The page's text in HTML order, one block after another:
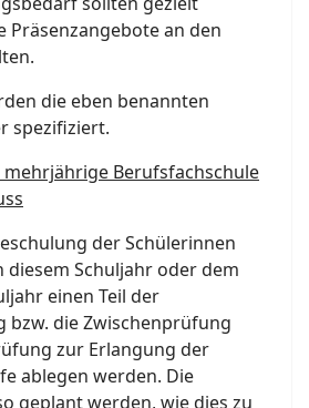
Präsenzangebote an den
die eben benannten
spezifiziert.
Berufsfachschule
der Schülerinnen
diesem Schuljahr oder dem
einen Teil der
bzw. die Zwischenprüfung
zur Erlangung der
ablegen werden. Die
geplant werden, wie dies zu